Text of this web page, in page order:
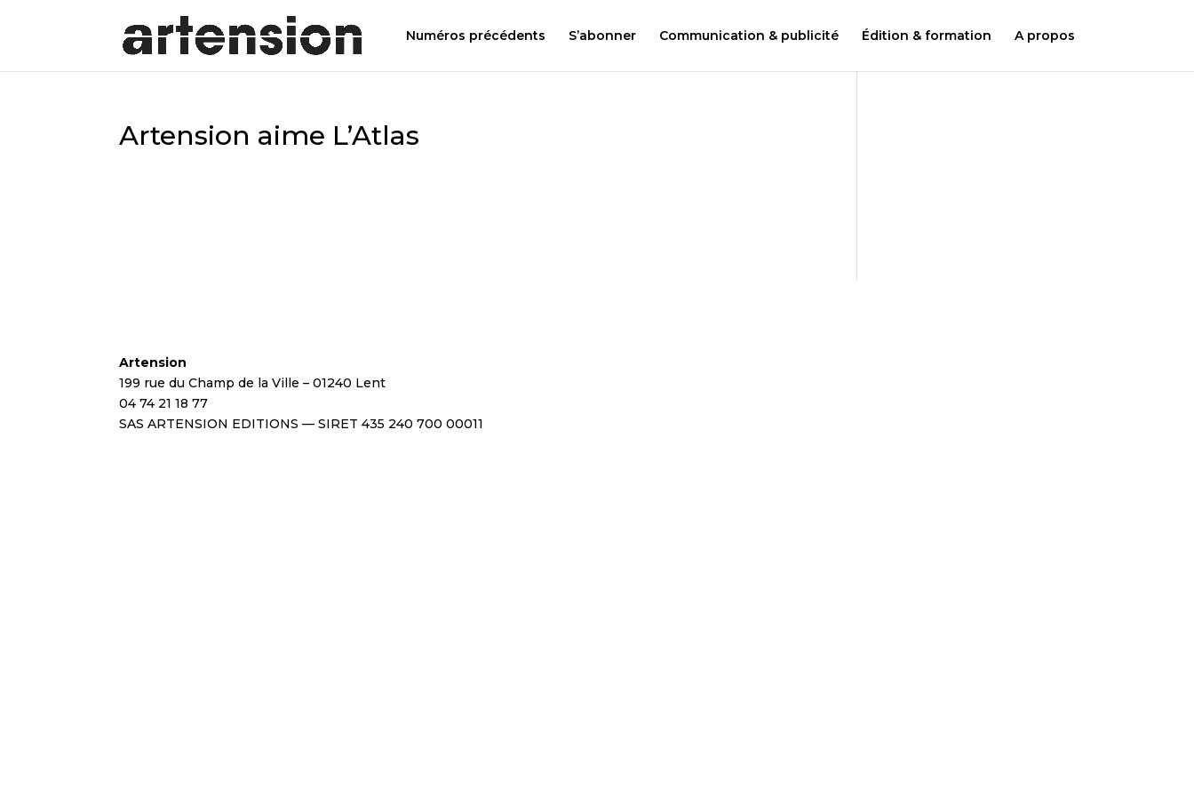
Numéros précédents S’abonner Communication & publicité Édition & formation A propos
Artension aime L’Atlas
Artension
199 rue du Champ de la Ville – 01240 Lent
04 74 21 18 77
SAS ARTENSION EDITIONS — SIRET 435 240 700 00011